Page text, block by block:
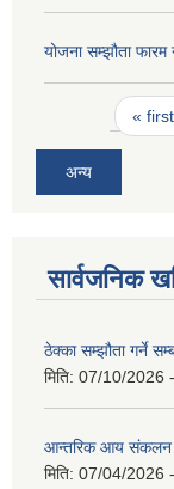
योजना सम्झौता फारम
Pages« first
अन्य
सार्वजनिक
ठेक्का सम्झौता गर्ने
मिति: 07/10/2026
आन्तरिक आय संकलन
मिति: 07/04/2026